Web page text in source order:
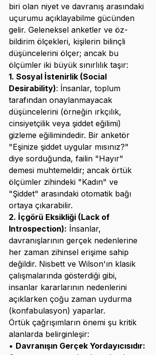
biri olan niyet ve davranış arasındaki
uçurumu açıklayabilme gücünden
gelir. Geleneksel anketler ve öz-
bildirim ölçekleri, kişilerin bilinçli
düşüncelerini ölçer; ancak bu
ölçümler iki büyük sınırlılık taşır:
1. Sosyal İstenirlik (Social
Desirability): İnsanlar, toplum
tarafından onaylanmayacak
düşüncelerini (örneğin ırkçılık,
cinsiyetçilik veya şiddet eğilimi)
gizleme eğilimindedir. Bir anketör
"Eşinize şiddet uygular mısınız?"
diye sorduğunda, failin "Hayır"
demesi muhtemeldir; ancak örtük
ölçümler zihindeki "Kadın" ve
"Şiddet" arasındaki otomatik bağı
ortaya çıkarabilir.
2. İçgörü Eksikliği (Lack of
Introspection): İnsanlar,
davranışlarının gerçek nedenlerine
her zaman zihinsel erişime sahip
değildir. Nisbett ve Wilson'ın klasik
çalışmalarında gösterdiği gibi,
insanlar kararlarının nedenlerini
açıklarken çoğu zaman uydurma
(konfabulasyon) yaparlar.
Örtük çağrışımların önemi şu kritik
alanlarda belirginleşir:
• Davranışın Gerçek Yordayıcısıdır: